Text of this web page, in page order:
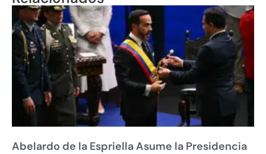
Abelardo de la Espriella Asume la Presidencia